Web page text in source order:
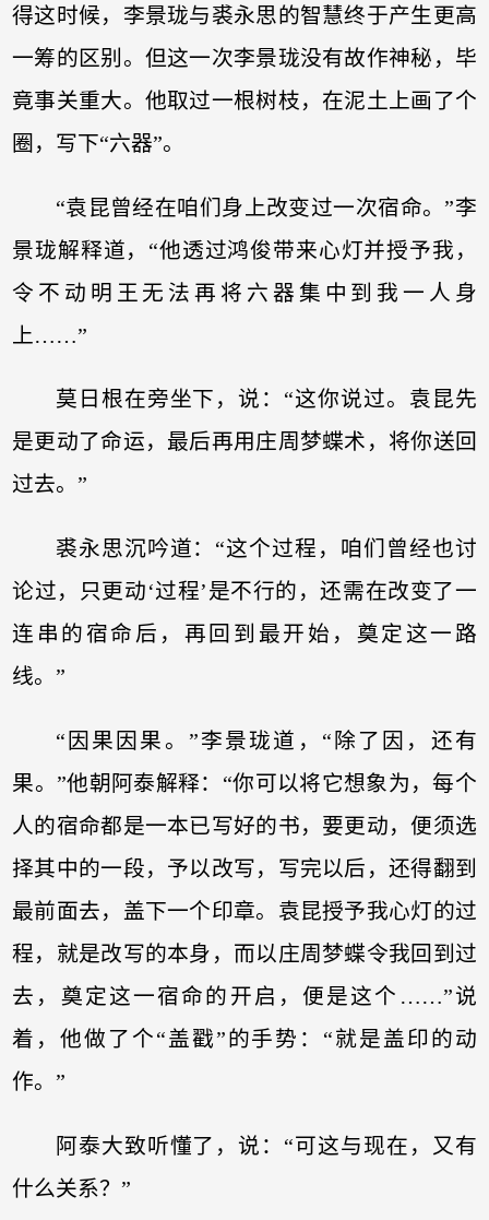
得这时候，李景珑与裘永思的智慧终于产生更高
一筹的区别。但这一次李景珑没有故作神秘，毕
竟事关重大。他取过一根树枝，在泥土上画了个
圈，写下“六器”。
“袁昆曾经在咱们身上改变过一次宿命。”李
景珑解释道，“他透过鸿俊带来心灯并授予我，
令不动明王无法再将六器集中到我一人身
上……”
莫日根在旁坐下，说：“这你说过。袁昆先
是更动了命运，最后再用庄周梦蝶术，将你送回
过去。”
裘永思沉吟道：“这个过程，咱们曾经也讨
论过，只更动‘过程’是不行的，还需在改变了一
连串的宿命后，再回到最开始，奠定这一路
线。”
“因果因果。”李景珑道，“除了因，还有
果。”他朝阿泰解释：“你可以将它想象为，每个
人的宿命都是一本已写好的书，要更动，便须选
择其中的一段，予以改写，写完以后，还得翻到
最前面去，盖下一个印章。袁昆授予我心灯的过
程，就是改写的本身，而以庄周梦蝶令我回到过
去，奠定这一宿命的开启，便是这个……”说
着，他做了个“盖戳”的手势：“就是盖印的动
作。”
阿泰大致听懂了，说：“可这与现在，又有
什么关系？”